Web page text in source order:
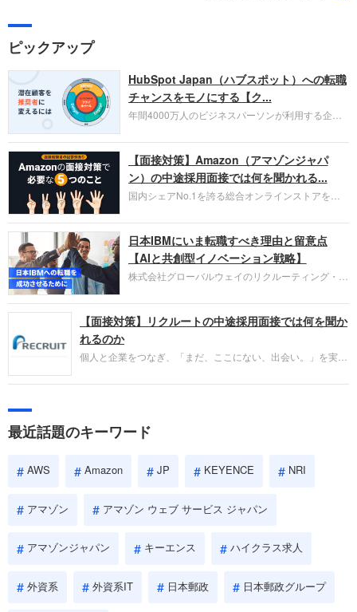
ピックアップ
HubSpot Japan（ハブスポット）への転職
チャンスをモノにする【ク...
年間4000万人のビジネスパーソンが利用する企業
お勧めするイチオシ企業をご紹介します。今回はク
ラウド型CRMプラットフォームを提供する
HubSpot Japan（ハブスポット・ジャパン）株式会
社です。採用面接対策の企業研究にご活用くださ
い。
【面接対策】Amazon（アマゾンジャパ
ン）の中途採用面接では何を聞かれる...
国内シェアNo.1を誇る総合オンラインストアを運
圧倒的な存在感を持つAmazon。中途採用面接では
過去の具体的な業務成果やリーダーシップの発揮、
失敗からの学びが重視され、人間性やカルチャーフ
ィットも評価対象となり、長期的に成長できる仲間
であるかを多角的に審査されます。
日本IBMにいま転職すべき理由と留意点
【AIと共創型イノベーション戦略】
株式会社グローバルウェイのリクルーティング・パ
パーソンが利用する企業口コミサイト「キャリコ
ネ」の転職エージェントがお勧めするイチオシ企業
IBMです。採用面接対策の企業研究にご活用くださ
い。
【面接対策】リクルートの中途採用面接では何を聞か
れるのか
個人と企業をつなぎ、「まだ、ここにない、出会い。」を実現
やこれまでの成果を具体的に問われるほか、「人間性」も評価
しょう。
最近話題のキーワード
AWS Amazon JP KEYENCE NRI
アマゾン アマゾン ウェブ サービス ジャパン
アマゾンジャパン キーエンス ハイクラス求人
外資系 外資系IT 日本郵政 日本郵政グループ